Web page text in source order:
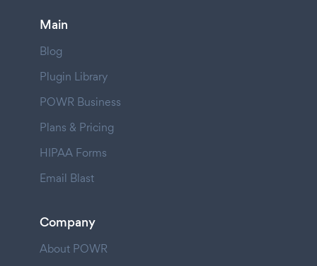
Main
Blog
Plugin Library
POWR Business
Plans & Pricing
HIPAA Forms
Email Blast
Company
About POWR